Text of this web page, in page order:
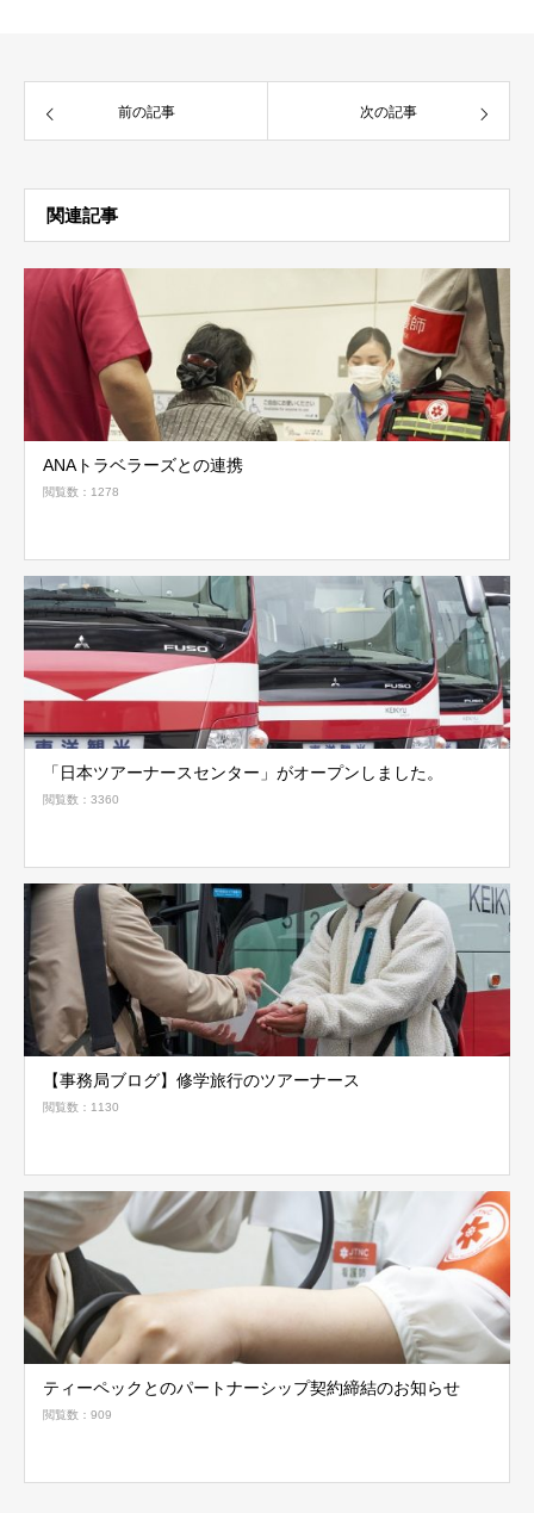
前の記事 次の記事
関連記事
ANAトラベラーズとの連携
閲覧数：1278
「日本ツアーナースセンター」がオープンしました。
閲覧数：3360
【事務局ブログ】修学旅行のツアーナース
閲覧数：1130
ティーペックとのパートナーシップ契約締結のお知らせ
閲覧数：909